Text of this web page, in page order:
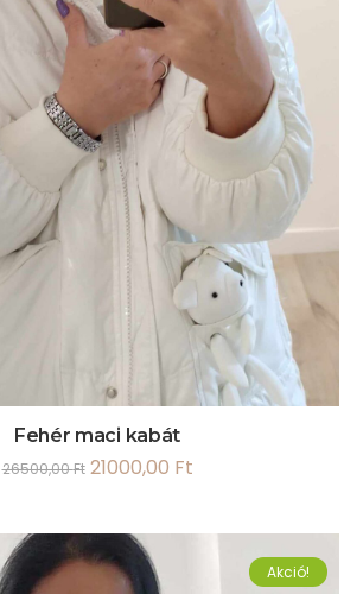
Fehér maci kabát
26500,00Ft 21000,00 Ft
Akció!